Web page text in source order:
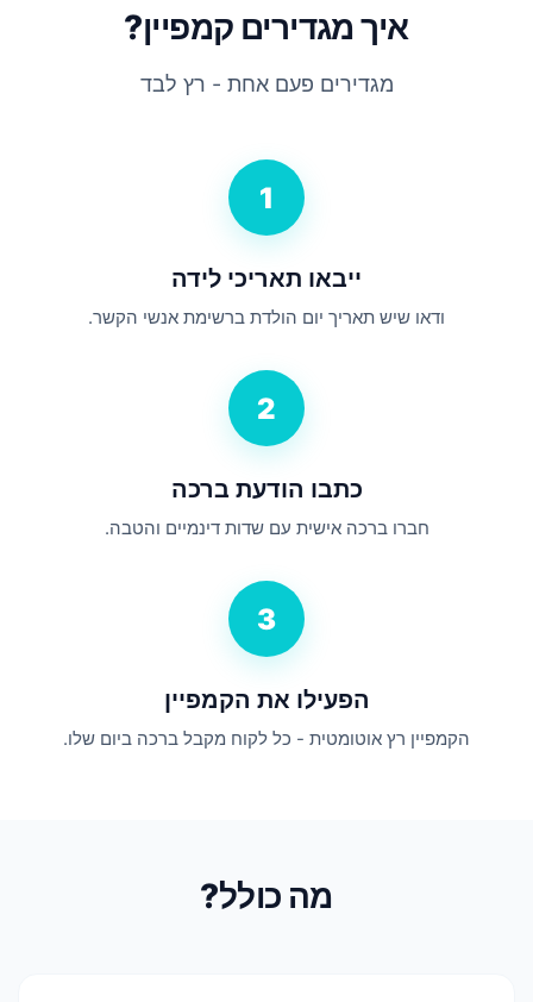
איך מגדירים קמפיין?
מגדירים פעם אחת - רץ לבד
1
ייבאו תאריכי לידה
ודאו שיש תאריך יום הולדת ברשימת אנשי הקשר.
2
כתבו הודעת ברכה
חברו ברכה אישית עם שדות דינמיים והטבה.
3
הפעילו את הקמפיין
הקמפיין רץ אוטומטית - כל לקוח מקבל ברכה ביום שלו.
מה כולל?